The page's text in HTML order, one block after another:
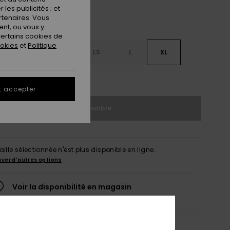
LS L XL
le Guide des tailles
sélectionnée n'est plus disponible en ligne.
d'autres options
Voir la disponibilité en magasin
les publicités ; et
Vous
ou vous y
cookies de
etPolitique
accepter